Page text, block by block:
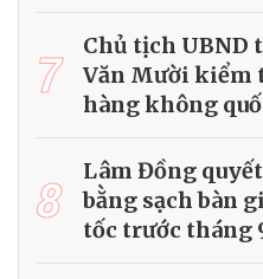
7
Chủ tịch UBND
Văn Mười kiểm
hàng không
8
Lâm Đồng
bằng sạch bàn
tốc trước tháng